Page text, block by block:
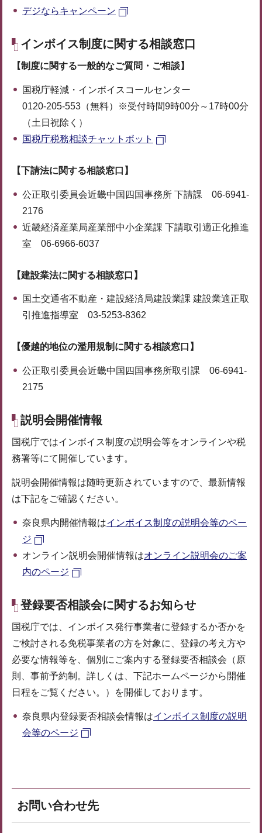
デジならキャンペーン
インボイス制度に関する相談窓口
【制度に関する一般的なご質問・ご相談】
国税庁軽減・インボイスコールセンター
0120-205-553（無料）※受付時間9時00分～17時00分
（土日祝除く）
国税庁税務相談チャットボット
【下請法に関する相談窓口】
公正取引委員会近畿中国四国事務所 下請課 06-6941-
2176
近畿経済産業局産業部中小企業課 下請取引適正化推進
室 06-6966-6037
【建設業法に関する相談窓口】
国土交通省不動産・建設経済局建設業課 建設業適正取
引推進指導室 03-5253-8362
【優越的地位の濫用規制に関する相談窓口】
公正取引委員会近畿中国四国事務所取引課 06-6941-
2175
説明会開催情報
国税庁ではインボイス制度の説明会等をオンラインや税
務署等にて開催しています。
説明会開催情報は随時更新されていますので、最新情報
は下記をご確認ください。
奈良県内開催情報はインボイス制度の説明会等のペー
ジ
オンライン説明会開催情報はオンライン説明会のご案
内のページ
登録要否相談会に関するお知らせ
国税庁では、インボイス発行事業者に登録するか否かを
ご検討される免税事業者の方を対象に、登録の考え方や
必要な情報等を、個別にご案内する登録要否相談会（原
則、事前予約制。詳しくは、下記ホームページから開催
日程をご覧ください。）を開催しております。
奈良県内登録要否相談会情報はインボイス制度の説明
会等のページ
お問い合わせ先